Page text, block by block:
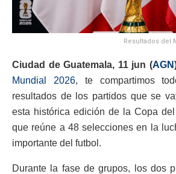
Resultados del
Ciudad de Guatemala, 11 jun (AGN
Mundial 2026, te compartimos
resultados de los partidos que se
esta histórica edición de la Copa
que reúne a 48 selecciones en la
importante del futbol.
Durante la fase de grupos, los dos